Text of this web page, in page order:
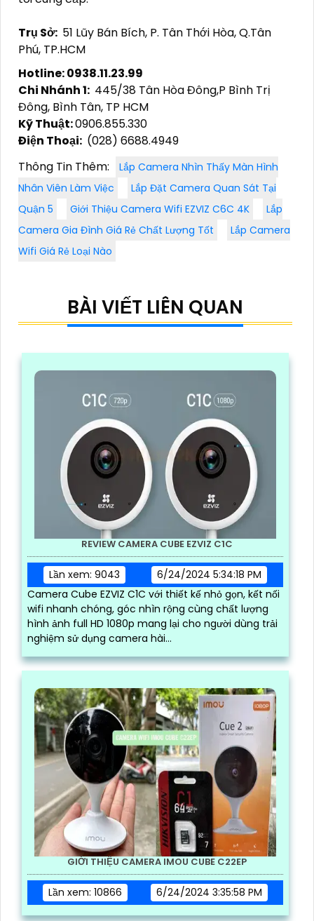
Trụ Sở: 51 Lũy Bán Bích, P. Tân Thới Hòa, Q.Tân
Phú, TP.HCM
Hotline: 0938.11.23.99
Chi Nhánh 1: 445/38 Tân Hòa Đông,P Bình Trị
Đông, Bình Tân, TP HCM
Kỹ Thuật:0906.855.330
Điện Thoại: (028) 6688.4949
Thông Tin Thêm:
Lắp Camera Nhìn Thấy Màn Hình
Nhân Viên Làm Việc
Lắp Đặt Camera Quan Sát Tại
Quận 5
Giới Thiệu Camera Wifi EZVIZ C6C 4K
Lắp
Camera Gia Đình Giá Rẻ Chất Lượng Tốt
Lắp Camera
Wifi Giá Rẻ Loại Nào
BÀI VIẾT LIÊN QUAN
REVIEW CAMERA CUBE EZVIZ C1C
Lần xem: 9043
6/24/2024 5:34:18 PM
Camera Cube EZVIZ C1C với thiết kế nhỏ gọn, kết nối
wifi nhanh chóng, góc nhìn rộng cùng chất lượng
hình ảnh full HD 1080p mang lại cho người dùng trải
nghiệm sử dụng camera hài...
GIỚI THIỆU CAMERA IMOU CUBE C22EP
Lần xem: 10866 6/24/2024 3:35:58 PM